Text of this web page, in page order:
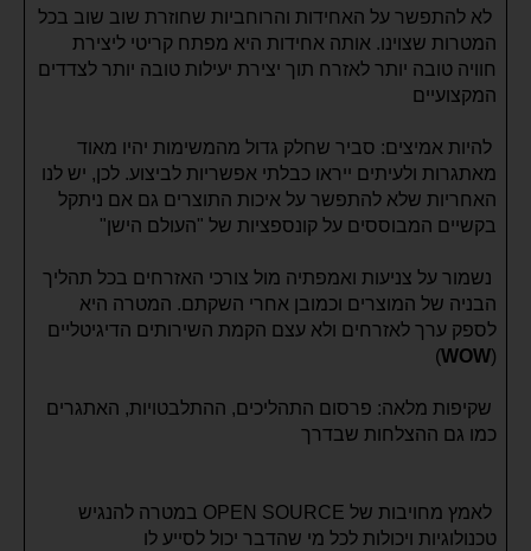
לא להתפשר על האחידות והרוחביות שחוזרת שוב שוב בכל
המטרות שצוינו. אותה אחידות היא מפתח קריטי ליצירת
חוויה טובה יותר לאזרח תוך יצירת יעילות טובה יותר לצדדים
המקצועיים
להיות אמיצים: סביר שחלק גדול מהמשימות יהיו מאוד
מאתגרות ולעיתים ייראו כבלתי אפשריות לביצוע. לכן, יש לנו
האחריות שלא להתפשר על איכות התוצרים גם אם ניתקל
בקשיים המבוססים על קונספציות של "העולם הישן"
נשמור על צניעות ואמפתיה מול צורכי האזרחים בכל תהליך
הבניה של המוצרים וכמובן אחרי השקתם. המטרה היא
לספק ערך לאזרחים ולא עצם הקמת השירותים הדיגיטליים
(
WOW
)
שקיפות מלאה: פרסום התהליכים, ההתלבטויות, האתגרים
כמו גם ההצלחות שבדרך
לאמץ מחויבות של OPEN SOURCE במטרה להנגיש
טכנולוגיות ויכולות לכל מי שהדבר יכול לסייע לו